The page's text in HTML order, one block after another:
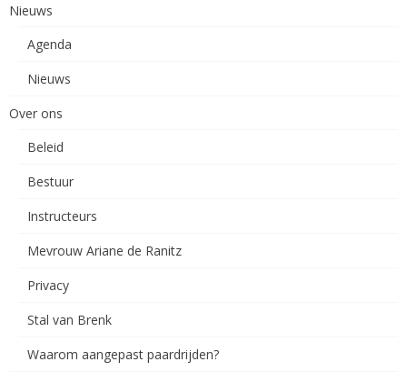
Nieuws
Agenda
Nieuws
Over ons
Beleid
Bestuur
Instructeurs
Mevrouw Ariane de Ranitz
Privacy
Stal van Brenk
Waarom aangepast paardrijden?